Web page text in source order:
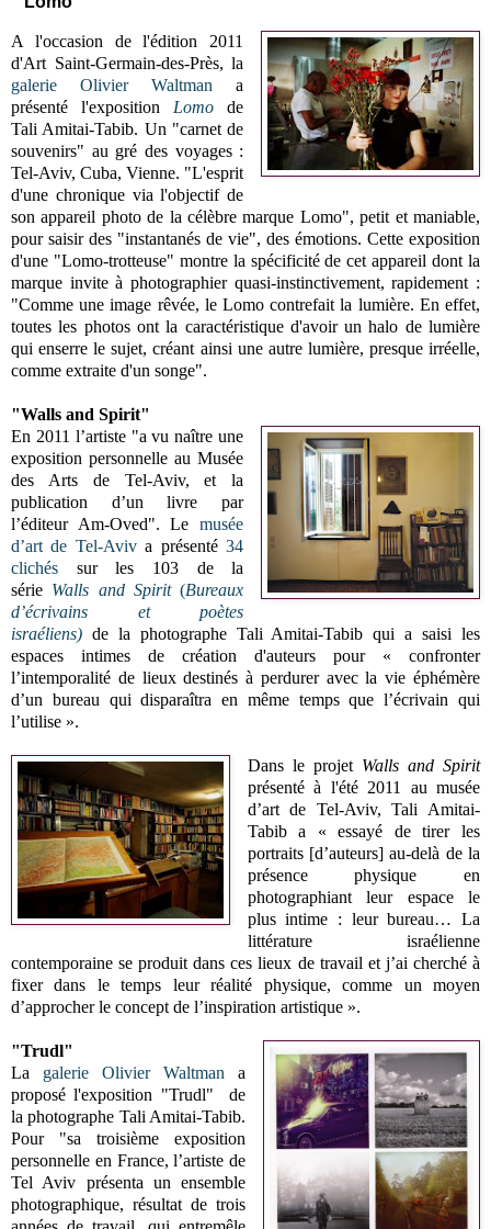
A l'occasion de l'édition 2011
d'Art Saint-Germain-des-Près, la
galerie Olivier Waltman a
présenté l'exposition Lomo de
Tali Amitai-Tabib. Un "carnet de
souvenirs" au gré des voyages :
Tel-Aviv, Cuba, Vienne. "L'esprit
d'une chronique via l'objectif de
son appareil photo de la célèbre marque Lomo", petit et maniable,
pour saisir des "instantanés de vie", des émotions. Cette exposition
d'une "Lomo-trotteuse" montre la spécificité de cet appareil dont la
marque invite à photographier quasi-instinctivement, rapidement :
"Comme une image rêvée, le Lomo contrefait la lumière. En effet,
toutes les photos ont la caractéristique d'avoir un halo de lumière
qui enserre le sujet, créant ainsi une autre lumière, presque irréelle,
comme extraite d'un songe".
"Walls and Spirit"
En 2011 l’artiste "a vu naître une
exposition personnelle au Musée
des Arts de Tel-Aviv, et la
publication d’un livre par
l’éditeur Am-Oved". Lemusée
d’art de Tel-Aviva présenté34
clichés sur les 103 de la
série Walls and Spirit(Bureaux
d’écrivains et poètes
israéliens) de la photographe Tali Amitai-Tabib qui a saisi les
espaces intimes de création d'auteurs pour « confronter
l’intemporalité de lieux destinés à perdurer avec la vie éphémère
d’un bureau qui disparaîtra en même temps que l’écrivain qui
l’utilise ».
Dans le projet Walls and Spirit
présenté à l'été 2011 au musée
d’art de Tel-Aviv, Tali Amitai-
Tabib a « essayé de tirer les
portraits [d’auteurs] au-delà de la
présence physique en
photographiant leur espace le
plus intime : leur bureau… La
littérature israélienne
contemporaine se produit dans ces lieux de travail et j’ai cherché à
fixer dans le temps leur réalité physique, comme un moyen
d’approcher le concept de l’inspiration artistique ».
"Trudl"
La galerie Olivier Waltman a
proposé l'exposition "Trudl" de
la photographe Tali Amitai-Tabib.
Pour "sa troisième exposition
personnelle en France, l’artiste de
Tel Aviv présenta un ensemble
photographique, résultat de trois